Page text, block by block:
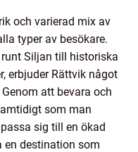
och varierad mix av
typer av besökare.
Siljan till historiska
erbjuder Rättvik något
att bevara och
som man
sig till en ökad
destination som